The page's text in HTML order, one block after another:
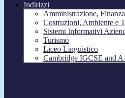
Indirizzi
Amministrazione,
Costruzioni, Ambiente e
Sistemi Informativi
Turismo
Liceo Linguistico
Cambridge IGCSE and